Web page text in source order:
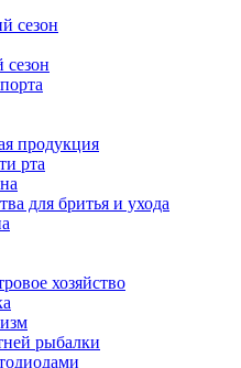
сезон
продукция
рта
для бритья и ухода
хозяйство
рыбалки